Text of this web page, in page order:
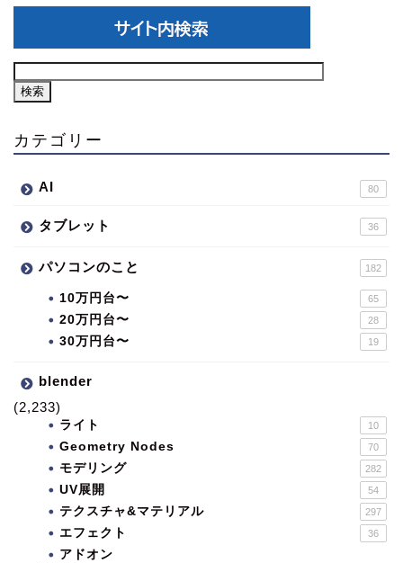
カテゴリー
AI 80
タブレット 36
パソコンのこと 182
10万円台〜 65
20万円台〜 28
30万円台〜 19
blender
(2,233)
ライト 10
Geometry Nodes 70
モデリング 282
UV展開 54
テクスチャ&マテリアル 297
エフェクト 36
アドオン